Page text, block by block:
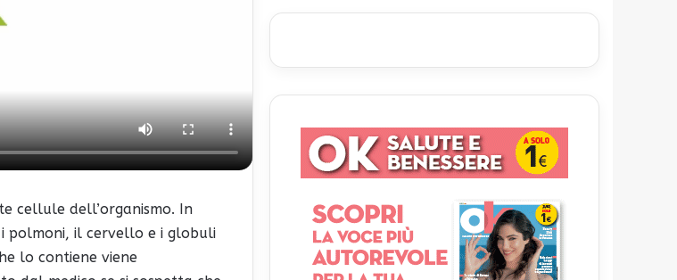
cellule dell’organismo. In
polmoni, il cervello e i globuli
lo contiene viene